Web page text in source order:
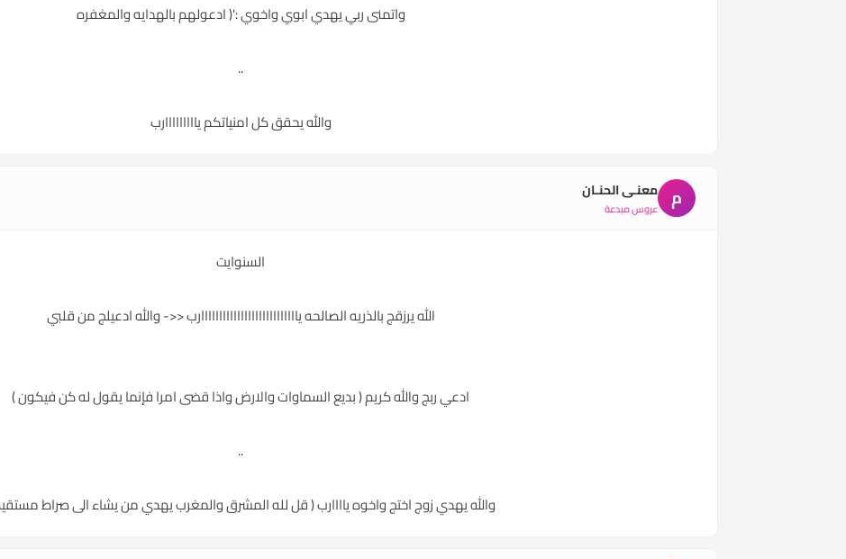
واتمنى ربي يهدي ابوي واخوي :'( ادعولهم بالهدايه والمغفره
..
والله يحقق كل امنياتكم يااااااااارب
م معنـى الحنـان
عروس مبدعة
السنوايت
الله يرزقج بالذريه الصالحه يااااااااااااااااااااااااااارب <<- والله ادعيلج من قلبي
ادعي ربج والله كريم ( بديع السماوات والارض واذا قضى امرا فإنما يقول له كن فيكون )
..
والله يهدي زوج اختج واخوه ياااارب ( قل لله المشرق والمغرب يهدي من يشاء الى صراط